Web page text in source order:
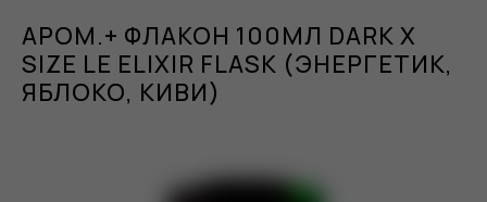
АРОМ.+ ФЛАКОН 100МЛ DARK X
SIZE LE ELIXIR FLASK (ЭНЕРГЕТИК,
ЯБЛОКО, КИВИ)